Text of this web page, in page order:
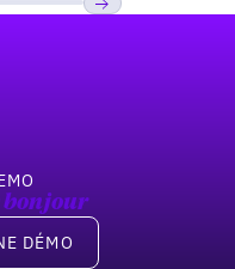
bonjour
DÉMO